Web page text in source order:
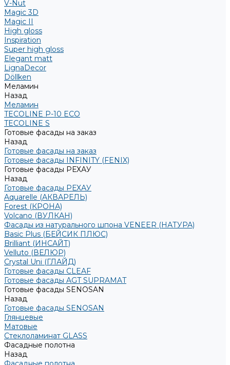
V-Nut
Magic 3D
Magic II
High gloss
Inspiration
Super high gloss
Elegant matt
LignaDecor
Döllken
Меламин
Назад
Меламин
TECOLINE P-10 ECO
TECOLINE S
Готовые фасады на заказ
Назад
Готовые фасады на заказ
Готовые фасады INFINITY (FENIX)
Готовые фасады РЕХАУ
Назад
Готовые фасады РЕХАУ
Aquarelle (АКВАРЕЛЬ)
Forest (КРОНА)
Volcano (ВУЛКАН)
Фасады из натурального шпона VENEER (НАТУРА)
Basic Plus (БЕЙСИК ПЛЮС)
Brilliant (ИНСАЙТ)
Velluto (ВЕЛЮР)
Crystal Uni (ГЛАЙД)
Готовые фасады CLEAF
Готовые фасады AGT SUPRAMAT
Готовые фасады SENOSAN
Назад
Готовые фасады SENOSAN
Глянцевые
Матовые
Стеклоламинат GLASS
Фасадные полотна
Назад